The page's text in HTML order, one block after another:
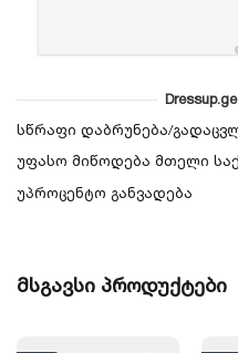
სწრაფი დაბრუნება/
უფასო მიწოდება მთელი
უპროცენტო განვადება
მსგავსი პროდუქტები